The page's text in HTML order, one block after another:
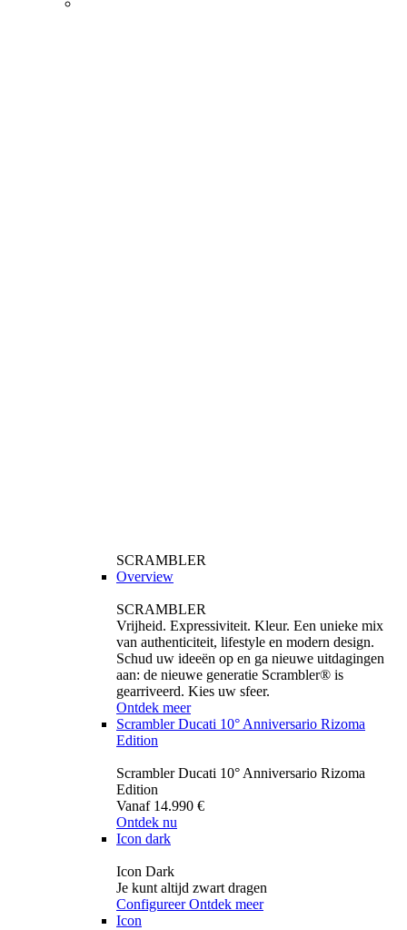
SCRAMBLER
Overview
SCRAMBLER
Vrijheid. Expressiviteit. Kleur. Een unieke mix
van authenticiteit, lifestyle en modern design.
Schud uw ideeën op en ga nieuwe uitdagingen
aan: de nieuwe generatie Scrambler® is
gearriveerd. Kies uw sfeer.
Ontdek meer
Scrambler Ducati 10° Anniversario Rizoma
Edition
Scrambler Ducati 10° Anniversario Rizoma
Edition
Vanaf 14.990 €
Ontdek nu
Icon dark
Icon Dark
Je kunt altijd zwart dragen
Configureer Ontdek meer
Icon